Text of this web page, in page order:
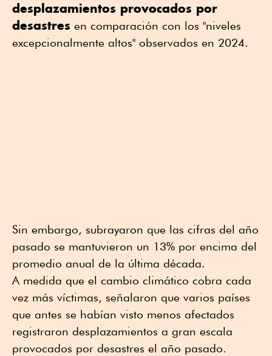
desplazamientos provocados por
desastres en comparación con los "niveles
excepcionalmente altos" observados en 2024.
Sin embargo, subrayaron que las cifras del año
pasado se mantuvieron un 13% por encima del
promedio anual de la última década.
A medida que el cambio climático cobra cada
vez más víctimas, señalaron que varios países
que antes se habían visto menos afectados
registraron desplazamientos a gran escala
provocados por desastres el año pasado.